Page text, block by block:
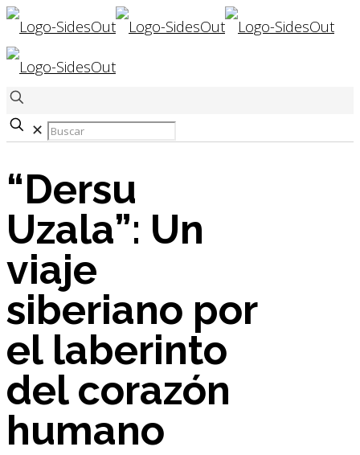
✕
“Dersu
Uzala”: Un
viaje
siberiano por
el laberinto
del corazón
humano